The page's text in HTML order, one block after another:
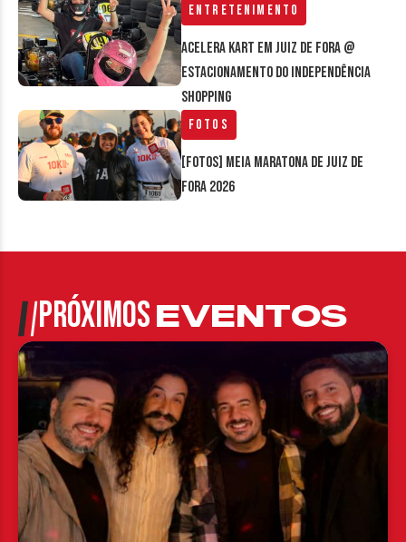
Entretenimento
Acelera Kart em Juiz de Fora @
estacionamento do Independência
Shopping
Fotos
[FOTOS] Meia Maratona de Juiz de
Fora 2026
PRÓXIMOSEVENTOS